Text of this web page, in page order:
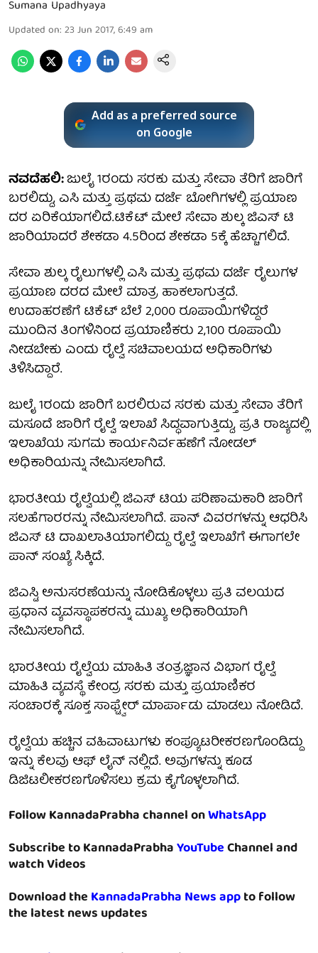
Sumana Upadhyaya
Updated on: 23 Jun 2017, 6:49 am
Add as a preferred source
on Google
ನವದೆಹಲಿ:ಜುಲೈ 1ರಂದು ಸರಕು ಮತ್ತು ಸೇವಾ ತೆರಿಗೆ ಜಾರಿಗೆ
ಬರಲಿದ್ದು, ಎಸಿ ಮತ್ತು ಪ್ರಥಮ ದರ್ಜೆ ಬೋಗಿಗಳಲ್ಲಿ ಪ್ರಯಾಣ
ದರ ಏರಿಕೆಯಾಗಲಿದೆ.ಟಿಕೆಟ್ ಮೇಲೆ ಸೇವಾ ಶುಲ್ಕ ಜಿಎಸ್ ಟಿ
ಜಾರಿಯಾದರೆ ಶೇಕಡಾ 4.5ರಿಂದ ಶೇಕಡಾ 5ಕ್ಕೆ ಹೆಚ್ಚಾಗಲಿದೆ.
ಸೇವಾ ಶುಲ್ಕ ರೈಲುಗಳಲ್ಲಿ ಎಸಿ ಮತ್ತು ಪ್ರಥಮ ದರ್ಜೆ ರೈಲುಗಳ
ಪ್ರಯಾಣ ದರದ ಮೇಲೆ ಮಾತ್ರ ಹಾಕಲಾಗುತ್ತದೆ.
ಉದಾಹರಣೆಗೆ ಟಿಕೆಟ್ ಬೆಲೆ 2,000 ರೂಪಾಯಿಗಳಿದ್ದರೆ
ಮುಂದಿನ ತಿಂಗಳಿನಿಂದ ಪ್ರಯಾಣಿಕರು 2,100 ರೂಪಾಯಿ
ನೀಡಬೇಕು ಎಂದು ರೈಲ್ವೆ ಸಚಿವಾಲಯದ ಅಧಿಕಾರಿಗಳು
ತಿಳಿಸಿದ್ದಾರೆ.
ಜುಲೈ 1ರಂದು ಜಾರಿಗೆ ಬರಲಿರುವ ಸರಕು ಮತ್ತು ಸೇವಾ ತೆರಿಗೆ
ಮಸೂದೆ ಜಾರಿಗೆ ರೈಲ್ವೆ ಇಲಾಖೆ ಸಿದ್ಧವಾಗುತ್ತಿದ್ದು, ಪ್ರತಿ ರಾಜ್ಯದಲ್ಲಿ
ಇಲಾಖೆಯ ಸುಗಮ ಕಾರ್ಯನಿರ್ವಹಣೆಗೆ ನೋಡಲ್
ಅಧಿಕಾರಿಯನ್ನು ನೇಮಿಸಲಾಗಿದೆ.
ಭಾರತೀಯ ರೈಲ್ವೆಯಲ್ಲಿ ಜಿಎಸ್ ಟಿಯ ಪರಿಣಾಮಕಾರಿ ಜಾರಿಗೆ
ಸಲಹೆಗಾರರನ್ನು ನೇಮಿಸಲಾಗಿದೆ. ಪಾನ್ ವಿವರಗಳನ್ನು ಆಧರಿಸಿ
ಜಿಎಸ್ ಟಿ ದಾಖಲಾತಿಯಾಗಲಿದ್ದು ರೈಲ್ವೆ ಇಲಾಖೆಗೆ ಈಗಾಗಲೇ
ಪಾನ್ ಸಂಖ್ಯೆ ಸಿಕ್ಕಿದೆ.
ಜಿಎಸ್ಟಿ ಅನುಸರಣೆಯನ್ನು ನೋಡಿಕೊಳ್ಳಲು ಪ್ರತಿ ವಲಯದ
ಪ್ರಧಾನ ವ್ಯವಸ್ಥಾಪಕರನ್ನು ಮುಖ್ಯ ಅಧಿಕಾರಿಯಾಗಿ
ನೇಮಿಸಲಾಗಿದೆ.
ಭಾರತೀಯ ರೈಲ್ವೆಯ ಮಾಹಿತಿ ತಂತ್ರಜ್ಞಾನ ವಿಭಾಗ ರೈಲ್ವೆ
ಮಾಹಿತಿ ವ್ಯವಸ್ಥೆ ಕೇಂದ್ರ ಸರಕು ಮತ್ತು ಪ್ರಯಾಣಿಕರ
ಸಂಚಾರಕ್ಕೆ ಸೂಕ್ತ ಸಾಫ್ಟ್ವೇರ್ ಮಾರ್ಪಾಡು ಮಾಡಲು ನೋಡಿದೆ.
ರೈಲ್ವೆಯ ಹಚ್ಚಿನ ವಹಿವಾಟುಗಳು ಕಂಪ್ಯೂಟರೀಕರಣಗೊಂಡಿದ್ದು
ಇನ್ನು ಕೆಲವು ಆಫ್ ಲೈನ್ ನಲ್ಲಿದೆ. ಅವುಗಳನ್ನು ಕೂಡ
ಡಿಜಿಟಲೀಕರಣಗೊಳಿಸಲು ಕ್ರಮ ಕೈಗೊಳ್ಳಲಾಗಿದೆ.
Follow KannadaPrabha channel onWhatsApp
Subscribe to KannadaPrabhaYouTubeChannel and
watch Videos
Download theKannadaPrabha News appto follow
the latest news updates